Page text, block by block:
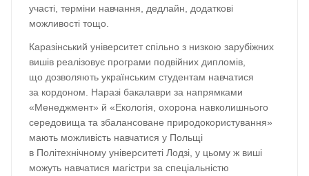
участі, терміни навчання, дедлайн, додаткові
можливості тощо.
Каразінський університет спільно з низкою зарубіжних
вишів реалізовує програми подвійних дипломів,
що дозволяють українським студентам навчатися
за кордоном. Наразі бакалаври за напрямками
«Менеджмент» й «Екологія, охорона навколишнього
середовища та збалансоване природокористування»
мають можливість навчатися у Польщі
в Політехнічному університеті Лодзі, у цьому ж виші
можуть навчатися магістри за спеціальністю